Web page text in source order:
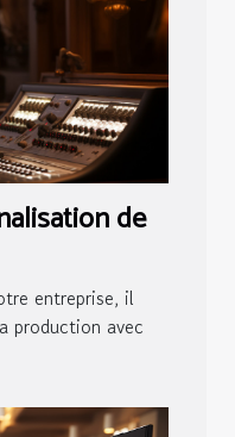
de
entreprise, il
production avec